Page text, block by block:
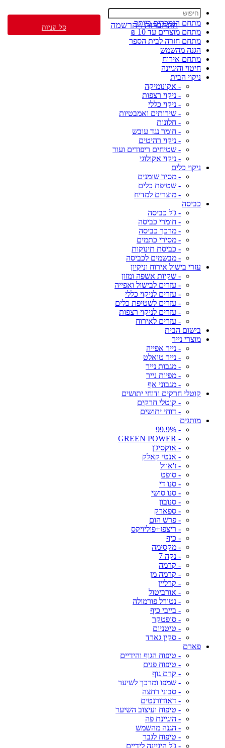
מתחם הנמכרים ביותר
מתחם מוצרים עד 10 ₪
מתחם חזרה לבית הספר
הגנה מהשמש
מתחם אירוח
חיטוי והיגיינה
ניקוי הבית
- אקונומיקה
- ניקוי רצפות
- ניקוי כללי
- שירותים ואמבטיות
- חלונות
- חומר נגד עובש
- ניקוי רהיטים
- שטיחים ריפודים ועור
- ניקוי אקולוגי
ניקוי כלים
- מסיר שומנים
- שטיפת כלים
- מוצרים למדיח
כביסה
- ג'ל כביסה
- חומרי כביסה
- מרכך כביסה
- מסירי כתמים
- כביסת תינוקות
- מבשמים לכביסה
עזרי בישול אירוח וניקיון
- שקיות אשפה ומזון
- עזרים לבישול ואפייה
- עזרים לניקוי כללי
- עזרים לשטיפת כלים
- עזרים לניקוי רצפות
- עזרים לאירוח
בישום הבית
מוצרי נייר
- נייר אפייה
- נייר טואלט
- מגבות נייר
- מפיות נייר
- מגבוני אף
קוטלי חרקים ודוחי יתושים
- קוטלי חרקים
- דוחי יתושים
מותגים
- 99.9%
- GREEN POWER
- אוקסיג'ן
- אנטי קאלק
- ז'אוול
- סופט
- סנו די
- סנו סושי
- סנובון
- ספארק
- פרש הום
- ריצפז+פוליויקס
- כיף
- מקסימה
- נקה 7
- קרמה
- קרמה מן
- קרליין
- אורביטול
- נטורל פורמולה
- בייבי כיף
- סופטקר
- טיטניום
- סקין גארד
פארם
- טיפוח הגוף והידיים
- טיפוח פנים
- קרם גוף
- שמפו ומרכך לשיער
- סבוני רחצה
- דאודורנטים
- טיפוח ועיצוב השיער
- היגיינת פה
- הגנה מהשמש
- טיפוח לגבר
- ג'ל היגיינה לידיים
התחברות \ הרשמה סל קניות